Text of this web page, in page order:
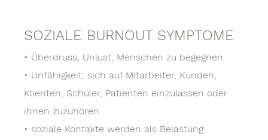
SOZIALE BURNOUT SYMPTOME
• Überdruss, Unlust, Menschen zu begegnen
• Unfähigkeit, sich auf Mitarbeiter, Kunden,
Klienten, Schüler, Patienten einzulassen oder
ihnen zuzuhören
• soziale Kontakte werden als Belastung